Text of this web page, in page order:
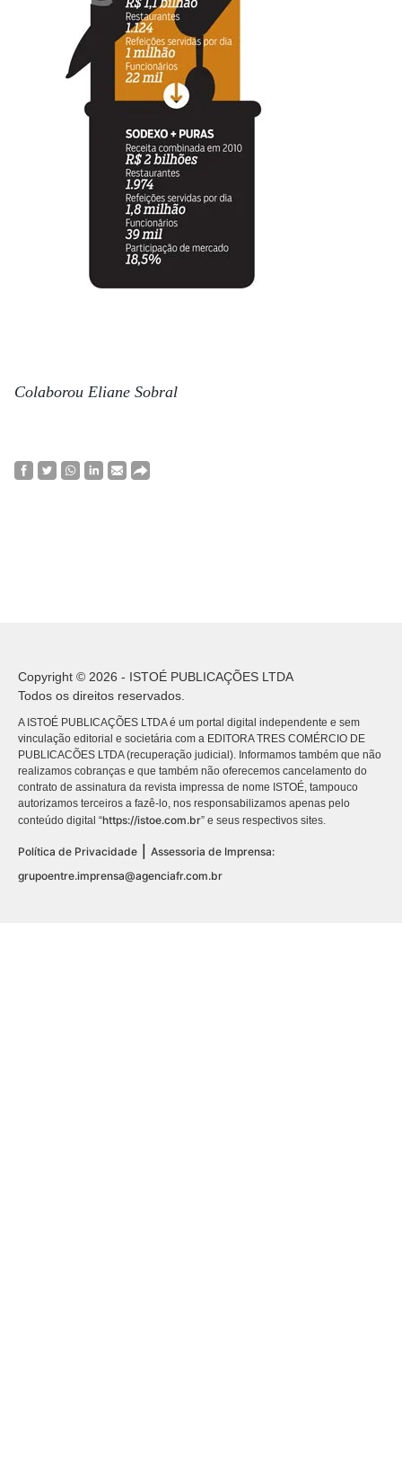
Colaborou Eliane Sobral
Copyright © 2026 - ISTOÉ PUBLICAÇÕES LTDA
Todos os direitos reservados.
A ISTOÉ PUBLICAÇÕES LTDA é um portal digital independente e sem
vinculação editorial e societária com a EDITORA TRES COMÉRCIO DE
PUBLICACÕES LTDA (recuperação judicial). Informamos também que não
realizamos cobranças e que também não oferecemos cancelamento do
contrato de assinatura da revista impressa de nome ISTOÉ, tampouco
autorizamos terceiros a fazê-lo, nos responsabilizamos apenas pelo
conteúdo digital “https://istoe.com.br” e seus respectivos sites.
Política de Privacidade | Assessoria de Imprensa:
grupoentre.imprensa@agenciafr.com.br